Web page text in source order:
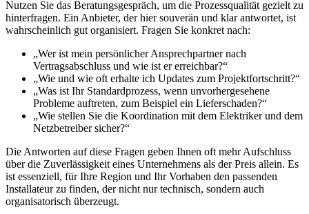
Nutzen Sie das Beratungsgespräch, um die Prozessqualität gezielt zu
hinterfragen. Ein Anbieter, der hier souverän und klar antwortet, ist
wahrscheinlich gut organisiert. Fragen Sie konkret nach:
„Wer ist mein persönlicher Ansprechpartner nach
Vertragsabschluss und wie ist er erreichbar?“
„Wie und wie oft erhalte ich Updates zum Projektfortschritt?“
„Was ist Ihr Standardprozess, wenn unvorhergesehene
Probleme auftreten, zum Beispiel ein Lieferschaden?“
„Wie stellen Sie die Koordination mit dem Elektriker und dem
Netzbetreiber sicher?“
Die Antworten auf diese Fragen geben Ihnen oft mehr Aufschluss
über die Zuverlässigkeit eines Unternehmens als der Preis allein. Es
ist essenziell, für Ihre Region und Ihr Vorhaben den passenden
Installateur zu finden, der nicht nur technisch, sondern auch
organisatorisch überzeugt.